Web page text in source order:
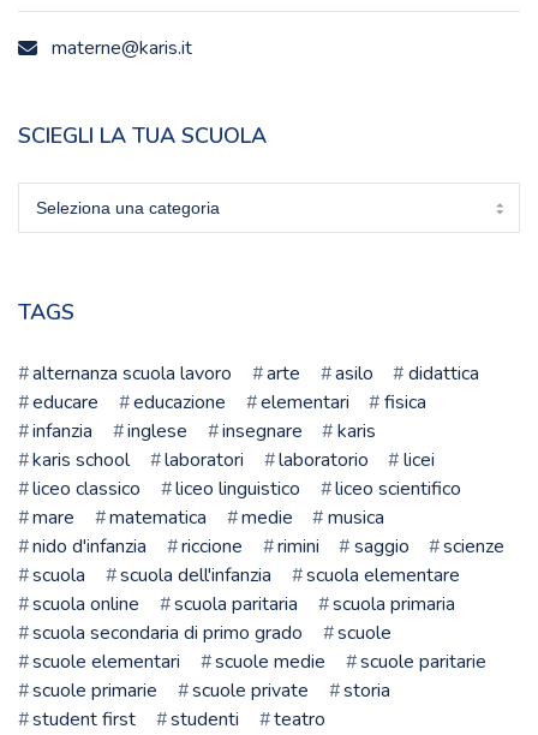
materne@karis.it
SCIEGLI LA TUA SCUOLA
Sciegli
TAGS
alternanza scuola lavoro arte asilo
didattica
educare
educazione elementari
fisica
infanzia
inglese insegnare
karis
karis school
laboratori laboratorio
licei
liceo classico
liceo linguistico
liceo scientifico
mare
matematica medie
musica
nido d'infanzia
riccione rimini saggio
scienze
scuola
scuola dell'infanzia
scuola elementare
scuola online
scuola paritaria
scuola primaria
scuola secondaria di primo grado
scuole
scuole elementari
scuole medie
scuole paritarie
scuole primarie
scuole private
storia
student first
studenti teatro